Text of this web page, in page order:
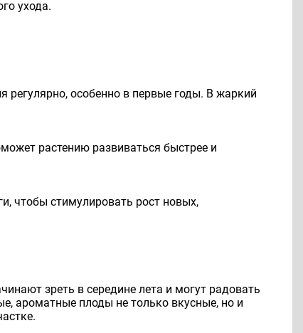
ухода.
особенно в первые годы. В жаркий
растению развиваться быстрее и
чтобы стимулировать рост новых,
зреть в середине лета и могут радовать
ароматные плоды не только вкусные, но и